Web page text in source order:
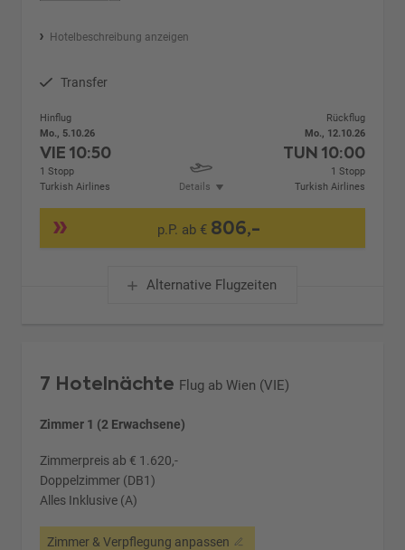
Hotelbeschreibung anzeigen
Transfer
Hinflug
Mo., 5.10.26
VIE10:50
1 Stopp
Turkish Airlines
Details
Rückflug
Mo., 12.10.26
TUN 10:00
1 Stopp
Turkish Airlines
p.P. ab € 806,-
Alternative Flugzeiten
7 Hotelnächte Flug ab Wien (VIE)
Zimmer 1 (2 Erwachsene)
Zimmerpreis ab € 1.620,-
Doppelzimmer (DB1)
Alles Inklusive (A)
Zimmer & Verpflegung anpassen